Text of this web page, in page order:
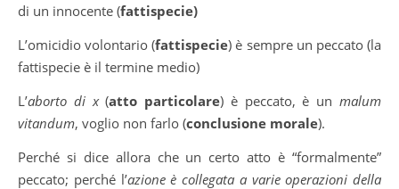
di un innocente (fattispecie)
L’omicidio volontario (fattispecie) è sempre un peccato (la
fattispecie è il termine medio)
L’aborto di x(atto particolare) è peccato, è unmalum
vitandum, voglio non farlo (conclusione morale).
Perché si dice allora che un certo atto è “formalmente”
peccato; perché l’azione è collegata a varie operazioni della